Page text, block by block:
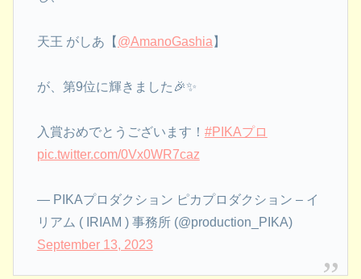
天王 がしあ【 @AmanoGashia 】
が、第9位に輝きました🎉✨
入賞おめでとうございます！ #PIKAプロ
pic.twitter.com/0Vx0WR7caz
— PIKAプロダクション ピカプロダクション – イ
リアム ( IRIAM ) 事務所 (@production_PIKA)
September 13, 2023